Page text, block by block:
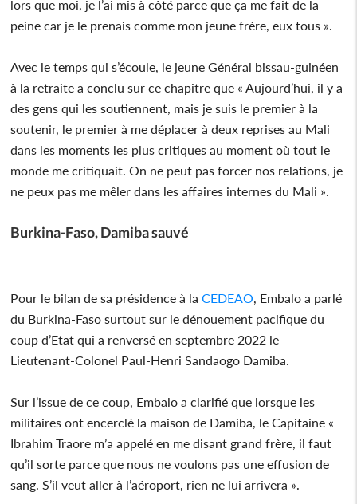
lors que moi, je l’ai mis à côté parce que ça me fait de la
peine car je le prenais comme mon jeune frère, eux tous ».
Avec le temps qui s’écoule, le jeune Général bissau-guinéen
à la retraite a conclu sur ce chapitre que « Aujourd’hui, il y a
des gens qui les soutiennent, mais je suis le premier à la
soutenir, le premier à me déplacer à deux reprises au Mali
dans les moments les plus critiques au moment où tout le
monde me critiquait. On ne peut pas forcer nos relations, je
ne peux pas me mêler dans les affaires internes du Mali ».
Burkina-Faso, Damiba sauvé
Pour le bilan de sa présidence à la CEDEAO , Embalo a parlé
du Burkina-Faso surtout sur le dénouement pacifique du
coup d’Etat qui a renversé en septembre 2022 le
Lieutenant-Colonel Paul-Henri Sandaogo Damiba.
Sur l’issue de ce coup, Embalo a clarifié que lorsque les
militaires ont encerclé la maison de Damiba, le Capitaine «
Ibrahim Traore m’a appelé en me disant grand frère, il faut
qu’il sorte parce que nous ne voulons pas une effusion de
sang. S’il veut aller à l’aéroport, rien ne lui arrivera ».